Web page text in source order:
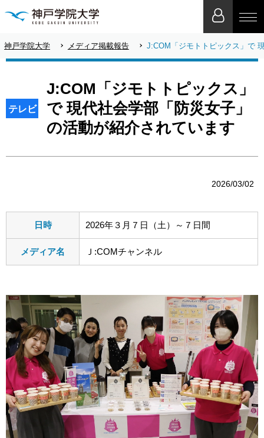
神戸学院大学 メディア掲載報告 J:COM「ジモトトピックス」で
テレビ
J:COM「ジモトトピックス」
で 現代社会学部「防災女子」
の活動が紹介されています
2026/03/02
日時 2026年３月７日（土）～７日間
メディア名 Ｊ:COMチャンネル